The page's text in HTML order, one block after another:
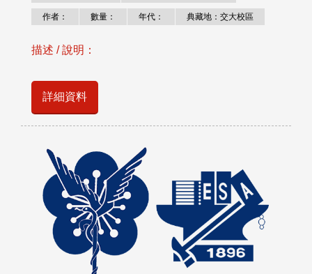
作者： 數量： 年代： 典藏地：交大校區
描述 / 說明：
詳細資料